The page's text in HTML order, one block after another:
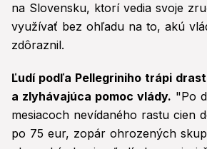
na Slovensku, ktorí vedia svoje
využívať bez ohľadu na to, akú
zdôraznil.
Ľudí podľa Pellegriniho trápi
a zlyhávajúca pomoc vlády. "Po
mesiacoch nevídaného rastu cien
po 75 eur, zopár ohrozených